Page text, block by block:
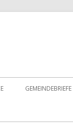
GEMEINDEBRIEFE